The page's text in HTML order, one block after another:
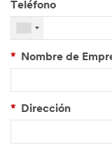
Teléfono
* Nombre de
* Dirección